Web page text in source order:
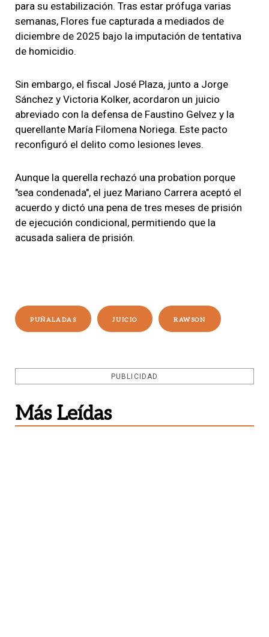
para su estabilización. Tras estar prófuga varias
semanas, Flores fue capturada a mediados de
diciembre de 2025 bajo la imputación de tentativa
de homicidio.
Sin embargo, el fiscal José Plaza, junto a Jorge
Sánchez y Victoria Kolker, acordaron un juicio
abreviado con la defensa de Faustino Gelvez y la
querellante María Filomena Noriega. Este pacto
reconfiguró el delito como lesiones leves.
Aunque la querella rechazó una probation porque
"sea condenada", el juez Mariano Carrera aceptó el
acuerdo y dictó una pena de tres meses de prisión
de ejecución condicional, permitiendo que la
acusada saliera de prisión.
PUÑALADAS JUICIO RAWSON
PUBLICIDAD
Más Leídas